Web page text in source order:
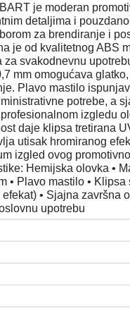
je moderan
detaljima i
za brendiranje i
je od kvalitetnog ABS
za svakodnevnu
mm omogućava
Plavo mastilo
potrebe, a
izgledu
daje klipsa tretirana
utisak hromiranog
izgled ovog
Hemijska olovka •
• Plavo mastilo •
• Sjajna završna
upotrebu